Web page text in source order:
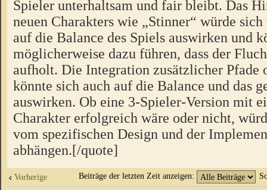
Spieler unterhaltsam und fair bleibt. Das
neuen Charakters wie „Stinner“ würde
auf die Balance des Spiels auswirken und
möglicherweise dazu führen, dass der
aufholt. Die Integration zusätzlicher Pfade
könnte sich auch auf die Balance und das
auswirken. Ob eine 3-Spieler-Version mit
Charakter erfolgreich wäre oder nicht,
vom spezifischen Design und der
abhängen.[/quote]
Vorherige Beiträge der letzten Zeit anzeigen: